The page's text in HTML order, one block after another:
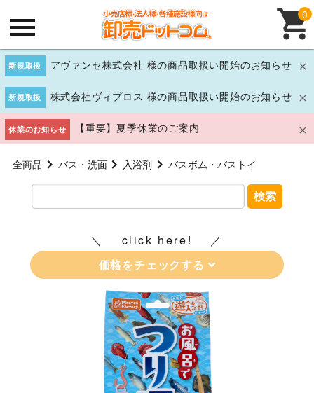
新規取扱 アヴァンセ株式会社 様の商品取扱い開始のお知らせ
新規取扱 株式会社ヴィプロス 様の商品取扱い開始のお知らせ
休業のお知らせ 【重要】夏季休業のご案内
0
全商品 バス・洗面 入浴剤 バスボム・バストイ
検索
click here!
価格をチェックする